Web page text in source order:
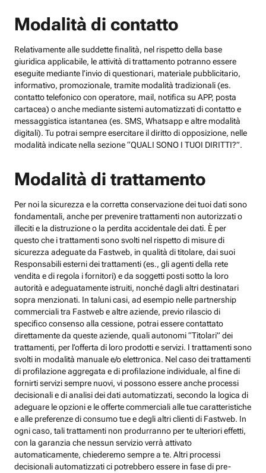
Modalità di contatto
Relativamente alle suddette finalità, nel rispetto della base
giuridica applicabile, le attività di trattamento potranno essere
eseguite mediante l’invio di questionari, materiale pubblicitario,
informativo, promozionale, tramite modalità tradizionali (es.
contatto telefonico con operatore, mail, notifica su APP, posta
cartacea) o anche mediante sistemi automatizzati di contatto e
messaggistica istantanea (es. SMS, Whatsapp e altre modalità
digitali). Tu potrai sempre esercitare il diritto di opposizione, nelle
modalità indicate nella sezione “QUALI SONO I TUOI DIRITTI?”.
Modalità di trattamento
Per noi la sicurezza e la corretta conservazione dei tuoi dati sono
fondamentali, anche per prevenire trattamenti non autorizzati o
illeciti e la distruzione o la perdita accidentale dei dati. È per
questo che i trattamenti sono svolti nel rispetto di misure di
sicurezza adeguate da Fastweb, in qualità di titolare, dai suoi
Responsabili esterni dei trattamenti (es., gli agenti della rete
vendita e di regola i fornitori) e da soggetti posti sotto la loro
autorità e adeguatamente istruiti, nonché dagli altri destinatari
sopra menzionati. In taluni casi, ad esempio nelle partnership
commerciali tra Fastweb e altre aziende, previo rilascio di
specifico consenso alla cessione, potrai essere contattato
direttamente da queste aziende, quali autonomi “Titolari” dei
trattamenti, per l’offerta di loro prodotti e servizi. I trattamenti sono
svolti in modalità manuale e/o elettronica. Nel caso dei trattamenti
di profilazione aggregata e di profilazione individuale, al fine di
fornirti servizi sempre nuovi, vi possono essere anche processi
decisionali e di analisi dei dati automatizzati, secondo la logica di
adeguare le opzioni e le offerte commerciali alle tue caratteristiche
e alle preferenze di consumo tue e degli altri clienti di Fastweb. In
ogni caso, tali trattamenti non produrranno per te ulteriori effetti,
con la garanzia che nessun servizio verrà attivato
automaticamente, chiederemo sempre a te. Altri processi
decisionali automatizzati ci potrebbero essere in fase di pre-